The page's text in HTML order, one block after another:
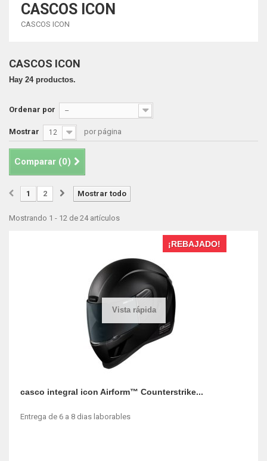
CASCOS ICON
CASCOS ICON
CASCOS ICON
Hay 24 productos.
Ordenar por --
Mostrar 12 por página
Comparar (0)
Mostrar todo
1 2
Mostrando 1 - 12 de 24 artículos
Vista rápida
¡REBAJADO!
casco integral icon Airform™ Counterstrike...
Entrega de 6 a 8 dias laborables